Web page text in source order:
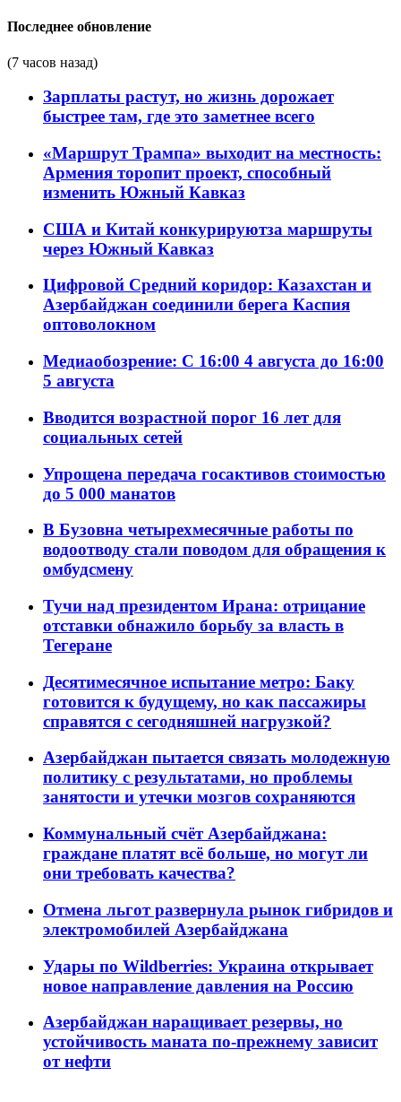
Последнее обновление
(7 часов назад)
Зарплаты растут, но жизнь дорожает
быстрее там, где это заметнее всего
«Маршрут Трампа» выходит на местность:
Армения торопит проект, способный
изменить Южный Кавказ
США и Китай конкурируютза маршруты
через Южный Кавказ
Цифровой Средний коридор: Казахстан и
Азербайджан соединили берега Каспия
оптоволокном
Медиаобозрение: С 16:00 4 августа до 16:00
5 августа
Вводится возрастной порог 16 лет для
социальных сетей
Упрощена передача госактивов стоимостью
до 5 000 манатов
В Бузовна четырехмесячные работы по
водоотводу стали поводом для обращения к
омбудсмену
Тучи над президентом Ирана: отрицание
отставки обнажило борьбу за власть в
Тегеране
Десятимесячное испытание метро: Баку
готовится к будущему, но как пассажиры
справятся с сегодняшней нагрузкой?
Азербайджан пытается связать молодежную
политику с результатами, но проблемы
занятости и утечки мозгов сохраняются
Коммунальный счёт Азербайджана:
граждане платят всё больше, но могут ли
они требовать качества?
Отмена льгот развернула рынок гибридов и
электромобилей Азербайджана
Удары по Wildberries: Украина открывает
новое направление давления на Россию
Азербайджан наращивает резервы, но
устойчивость маната по-прежнему зависит
от нефти